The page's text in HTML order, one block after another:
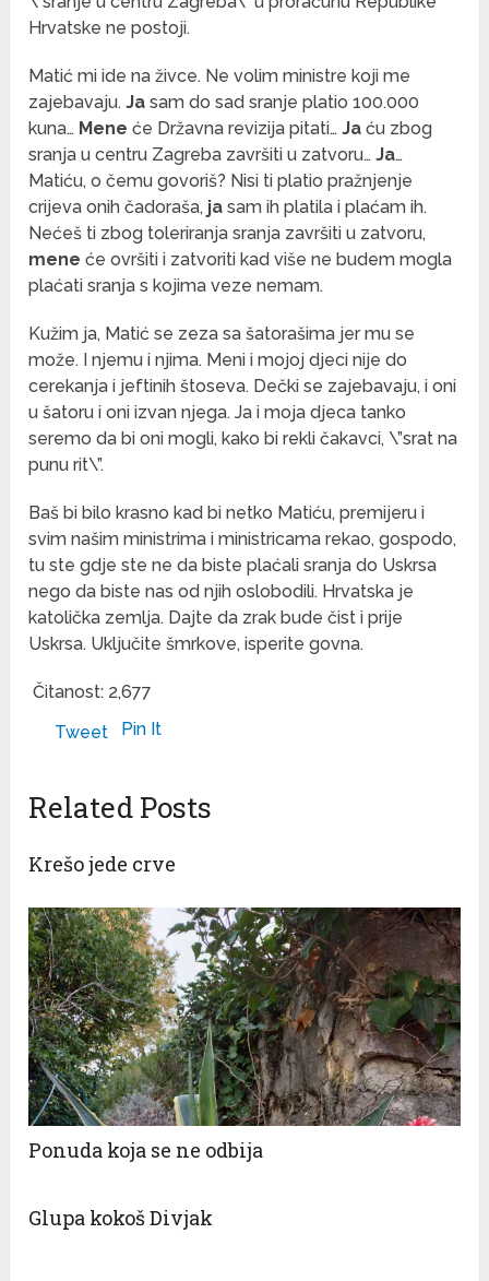
Hrvatske ne postoji.
Matić mi ide na živce. Ne volim ministre koji me
zajebavaju.Ja sam do sad sranje platio 100.000
kuna… Mene će Državna revizija pitati…Ja ću zbog
sranja u centru Zagreba završiti u zatvoru…Ja…
Matiću, o čemu govoriš? Nisi ti platio pražnjenje
crijeva onih čadoraša, ja sam ih platila i plaćam ih.
Nećeš ti zbog toleriranja sranja završiti u zatvoru,
mene će ovršiti i zatvoriti kad više ne budem mogla
plaćati sranja s kojima veze nemam.
Kužim ja, Matić se zeza sa šatorašima jer mu se
može. I njemu i njima. Meni i mojoj djeci nije do
cerekanja i jeftinih štoseva. Dečki se zajebavaju, i oni
u šatoru i oni izvan njega. Ja i moja djeca tanko
seremo da bi oni mogli, kako bi rekli čakavci, \”srat na
punu rit\”.
Baš bi bilo krasno kad bi netko Matiću, premijeru i
svim našim ministrima i ministricama rekao, gospodo,
tu ste gdje ste ne da biste plaćali sranja do Uskrsa
nego da biste nas od njih oslobodili. Hrvatska je
katolička zemlja. Dajte da zrak bude čist i prije
Uskrsa. Uključite šmrkove, isperite govna.
Čitanost: 2,677
Tweet
Pin It
Related Posts
Krešo jede crve
Ponuda koja se ne odbija
Glupa kokoš Divjak